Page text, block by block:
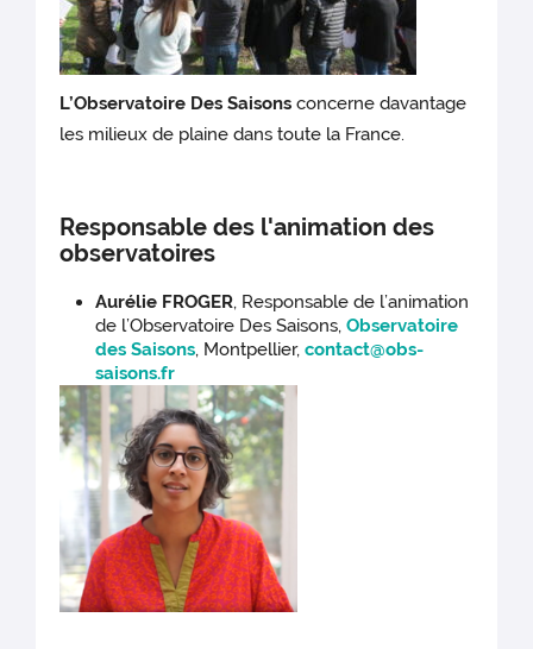
L’Observatoire Des Saisons concerne davantage
les milieux de plaine dans toute la France.
Responsable des l'animation des
observatoires
Aurélie FROGER, Responsable de l’animation
de l’Observatoire Des Saisons,Observatoire
des Saisons, Montpellier,contact@obs-
saisons.fr